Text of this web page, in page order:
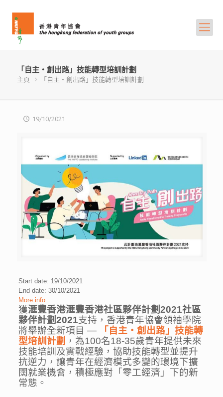
「自主‧創出路」技能轉型培訓計劃
主頁 「自主‧創出路」技能轉型培訓計劃
19/10/2021
Start date: 19/10/2021
End date: 30/10/2021
More info
獲滙豐香港滙豐香港社區夥伴計劃2021社區
夥伴計劃2021支持，香港青年協會領袖學院
將舉辦全新項目 —
「自主‧創出路」技能轉
型培訓計劃 ，為100名18-35歲青年提供未來
技能培訓及實戰經驗，協助技能轉型並提升
抗逆力，讓青年在經濟模式多變的環境下擴
闊就業機會，積極應對「零工經濟」下的新
常態。